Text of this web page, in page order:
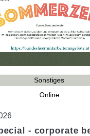
Sonstiges
Online
- corporate